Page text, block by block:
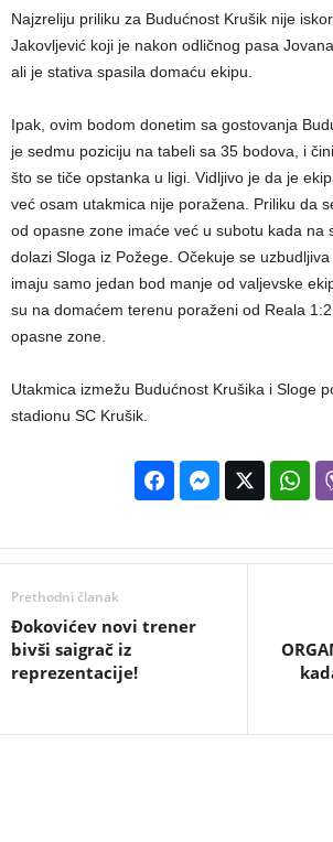
Najzreliju priliku za Budućnost Krušik nije
Jakovljević koji je nakon odličnog pasa
ali je stativa spasila domaću ekipu.
Ipak, ovim bodom donetim sa gostovanja
je sedmu poziciju na tabeli sa 35 bodova, i
što se tiče opstanka u ligi. Vidljivo je da je
već osam utakmica nije poražena. Priliku da
od opasne zone imaće već u subotu kada na
dolazi Sloga iz Požege. Očekuje se
imaju samo jedan bod manje od valjevske
su na domaćem terenu poraženi od Reala
opasne zone.
Utakmica izmežu Budućnost Krušika i Sloge
stadionu SC Krušik.
Prethodni članak
Đokovićev novi trener
bivši saigrač iz
reprezentacije!